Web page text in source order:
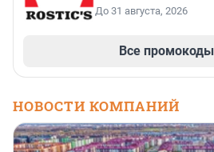
До 31 августа, 2026
Все промокоды
НОВОСТИ КОМПАНИЙ